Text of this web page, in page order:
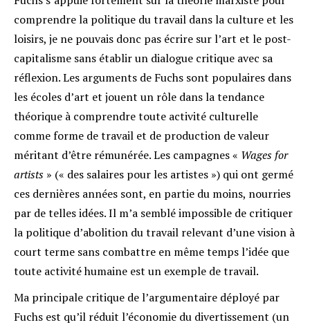
comprendre la politique du travail dans la culture et les
loisirs, je ne pouvais donc pas écrire sur l’art et le post-
capitalisme sans établir un dialogue critique avec sa
réflexion. Les arguments de Fuchs sont populaires dans
les écoles d’art et jouent un rôle dans la tendance
théorique à comprendre toute activité culturelle
comme forme de travail et de production de valeur
méritant d’être rémunérée. Les campagnes « Wages for
artists » (« des salaires pour les artistes ») qui ont germé
ces dernières années sont, en partie du moins, nourries
par de telles idées. Il m’a semblé impossible de critiquer
la politique d’abolition du travail relevant d’une vision à
court terme sans combattre en même temps l’idée que
toute activité humaine est un exemple de travail.
Ma principale critique de l’argumentaire déployé par
Fuchs est qu’il réduit l’économie du divertissement (un